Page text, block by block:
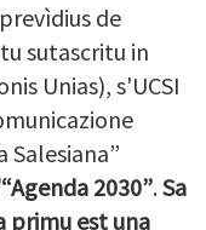
de
sutascritu in
Unias), s'UCSI
2030”.Sa
primu est una